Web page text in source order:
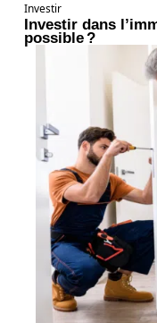
Investir
Investir dans
possible ?